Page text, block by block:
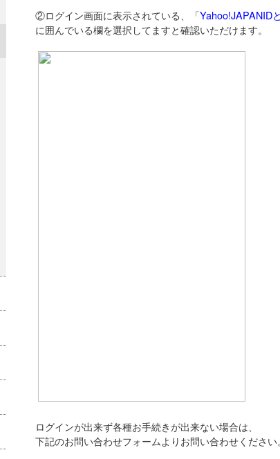
②ログイン画面に表示されている、「Yahoo!JAPANID
に囲んでいる欄を選択してますと確認いただけます。
ログインが出来ず各種お手続きが出来ない場合は、
下記のお問い合わせフォームよりお問い合わせください